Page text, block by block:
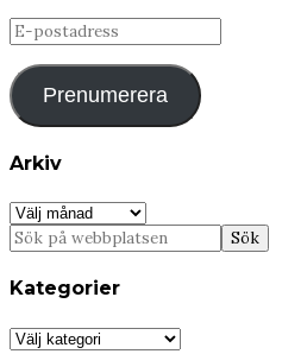
E-
postadress
Prenumerera
Arkiv
Arkiv
Kategorier
Kategorier